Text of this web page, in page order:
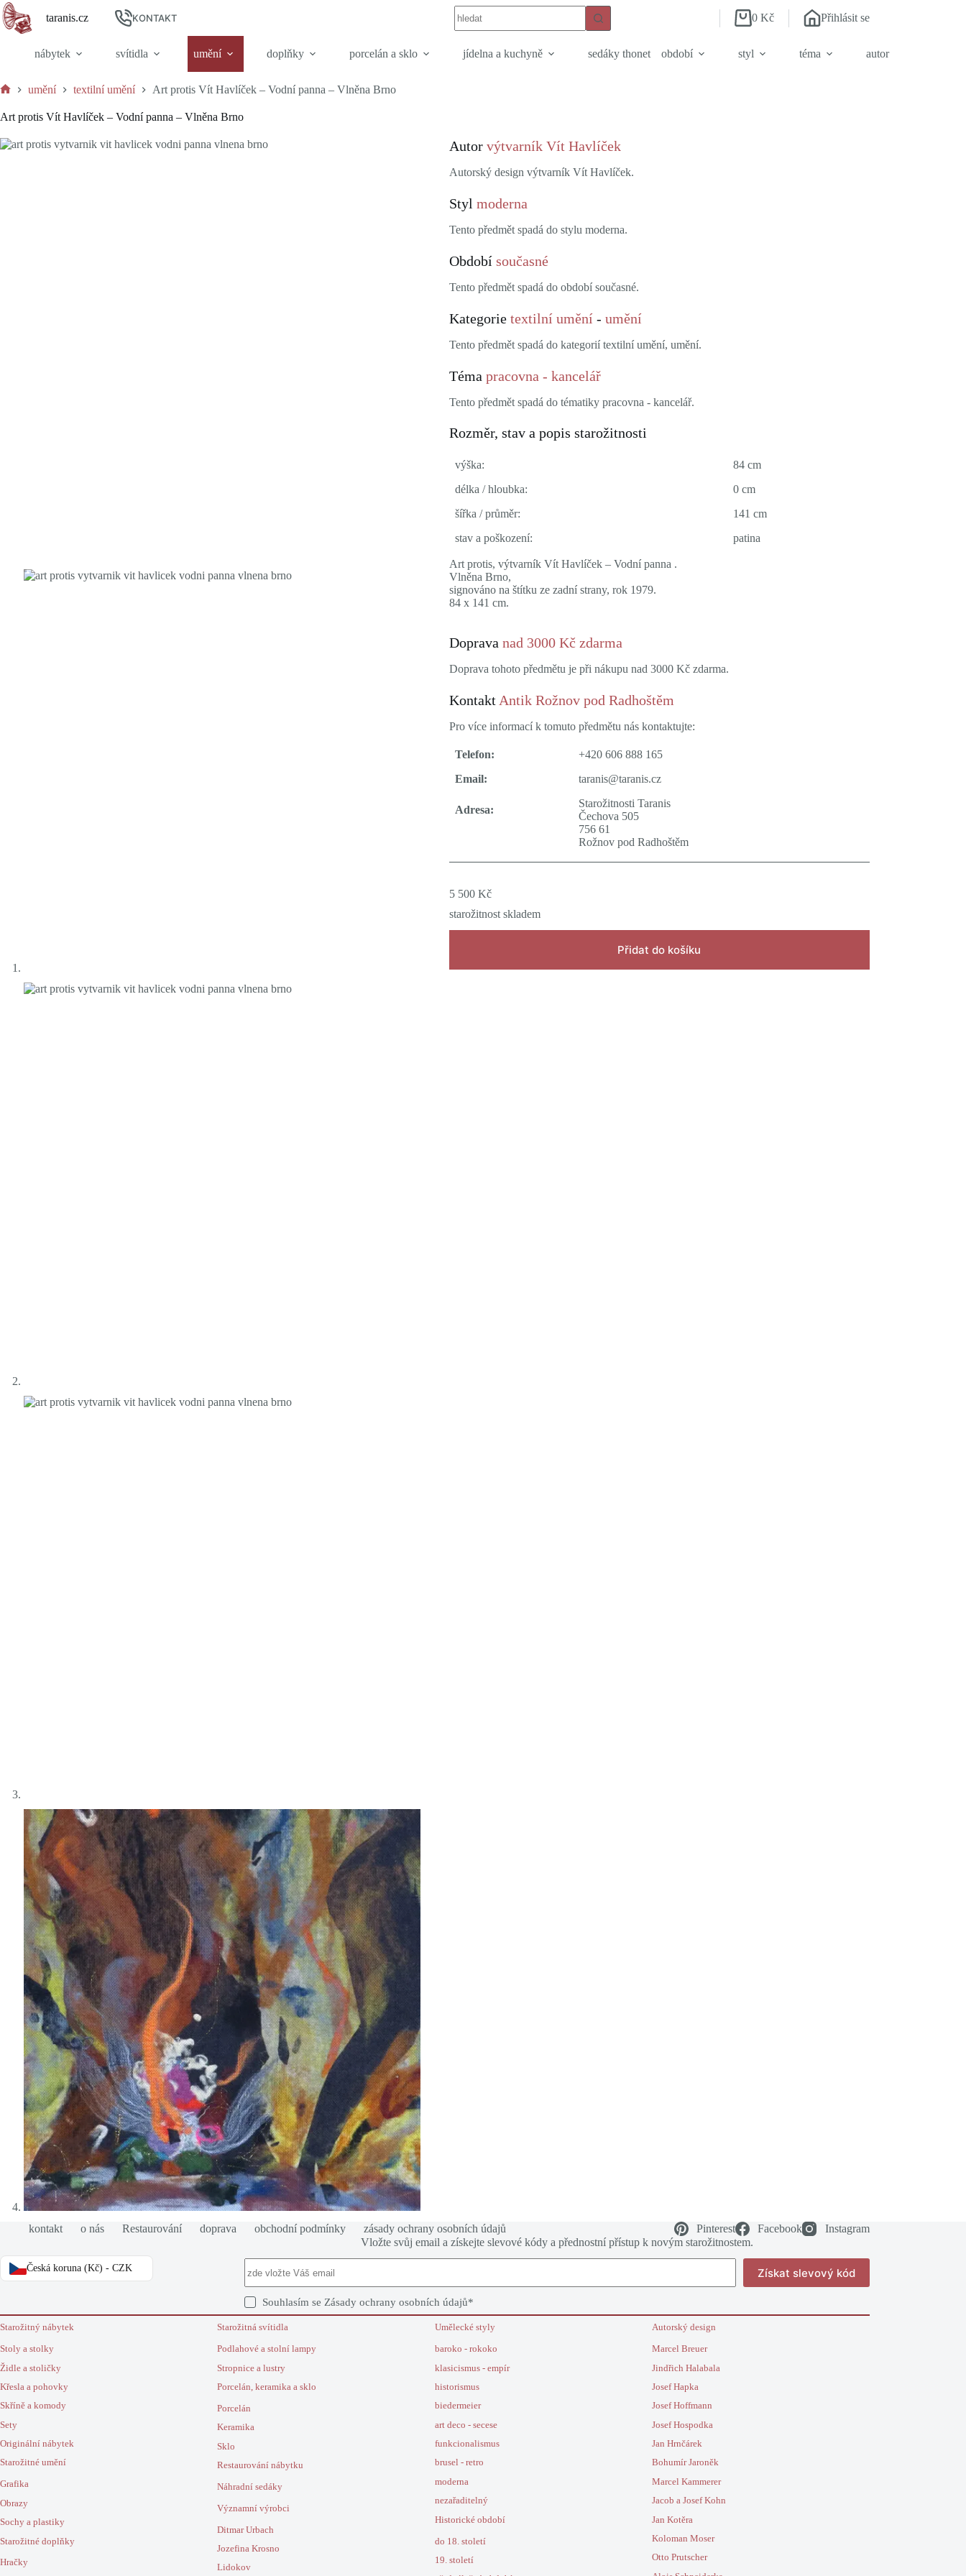
Skip
to
content
taranis.cz KONTAKT
Shopping
0 Kč Přihlásit se
nábytek svítidla umění doplňky porcelán a sklo jídelna a kuchyně sedáky thonet období styl téma autor
umění textilní umění Art protis Vít Havlíček – Vodní panna – Vlněna Brno
Art protis Vít Havlíček – Vodní panna – Vlněna Brno
Autor výtvarník Vít Havlíček
Autorský design výtvarník Vít Havlíček.
Styl moderna
Tento předmět spadá do stylu moderna.
Období současné
Tento předmět spadá do období současné.
Kategorie textilní umění- umění
Tento předmět spadá do kategorií textilní umění, umění.
Téma pracovna - kancelář
Tento předmět spadá do tématiky pracovna - kancelář.
Rozměr, stav a popis starožitnosti
výška:
84 cm
délka / hloubka:
0 cm
šířka / průměr:
141 cm
stav a poškození:
patina
Art protis, výtvarník Vít Havlíček – Vodní panna .
Vlněna Brno,
signováno na štítku ze zadní strany, rok 1979.
84 x 141 cm.
Doprava nad 3000 Kč zdarma
Doprava tohoto předmětu je při nákupu nad 3000 Kč zdarma.
Kontakt Antik Rožnov pod Radhoštěm
Pro více informací k tomuto předmětu nás kontaktujte:
Telefon:
+420 606 888 165
Email:
taranis@taranis.cz
Adresa:
Starožitnosti Taranis
Čechova 505
756 61
Rožnov pod Radhoštěm
5 500 Kč
starožitnost skladem
Přidat do košíku
kontakt o nás Restaurování doprava obchodní podmínky zásady ochrany osobních údajů Pinterest Facebook Instagram
Česká koruna (Kč) - CZK
Vložte svůj email a získejte slevové kódy a přednostní přístup k novým starožitnostem.
Získat slevový kód
Souhlasím seZásady ochrany osobních údajů*
Starožitný nábytek
Stoly a stolky
Židle a stoličky
Křesla a pohovky
Skříně a komody
Sety
Originální nábytek
Starožitné umění
Grafika
Obrazy
Sochy a plastiky
Starožitné doplňky
Hračky
Starožitná svítidla
Podlahové a stolní lampy
Stropnice a lustry
Porcelán, keramika a sklo
Porcelán
Keramika
Sklo
Restaurování nábytku
Náhradní sedáky
Významní výrobci
Ditmar Urbach
Jozefina Krosno
Lidokov
Umělecké styly
baroko - rokoko
klasicismus - empír
historismus
biedermeier
art deco - secese
funkcionalismus
brusel - retro
moderna
nezařaditelný
Historické období
do 18. století
19. století
Autorský design
Marcel Breuer
Jindřich Halabala
Josef Hapka
Josef Hoffmann
Josef Hospodka
Jan Hrnčárek
Bohumír Jaroněk
Marcel Kammerer
Jacob a Josef Kohn
Jan Kotěra
Koloman Moser
Otto Prutscher